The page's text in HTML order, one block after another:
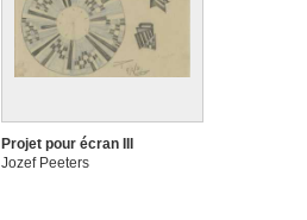
Projet pour écran III
Jozef Peeters